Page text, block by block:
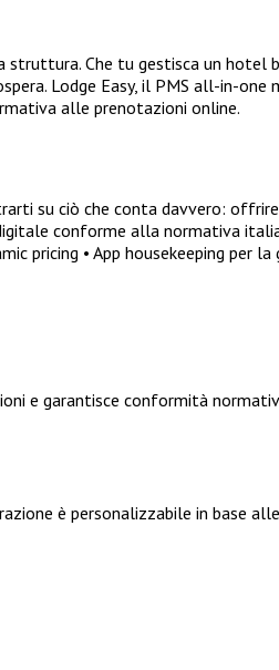
Che tu gestisca un hotel
Lodge Easy, il PMS all-in-
alle prenotazioni online.
su ciò che conta davvero:
conforme alla normativa
pricing • App housekeeping per
e garantisce conformità
è personalizzabile in base